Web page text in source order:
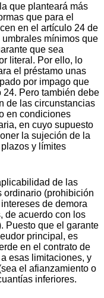
que planteará más
que para el
en el artículo 24 de
mínimos que
que sea
literal. Por ello, lo
el préstamo unas
por impago que
Pero también debe
de las circunstancias
en condiciones
en cuyo supuesto
la sujeción de la
y límites
de las
ordinario (prohibición
de demora
de acuerdo con los
Puesto que el garante
principal, es
en el contrato de
esas limitaciones, y
el afianzamiento o
inferiores.